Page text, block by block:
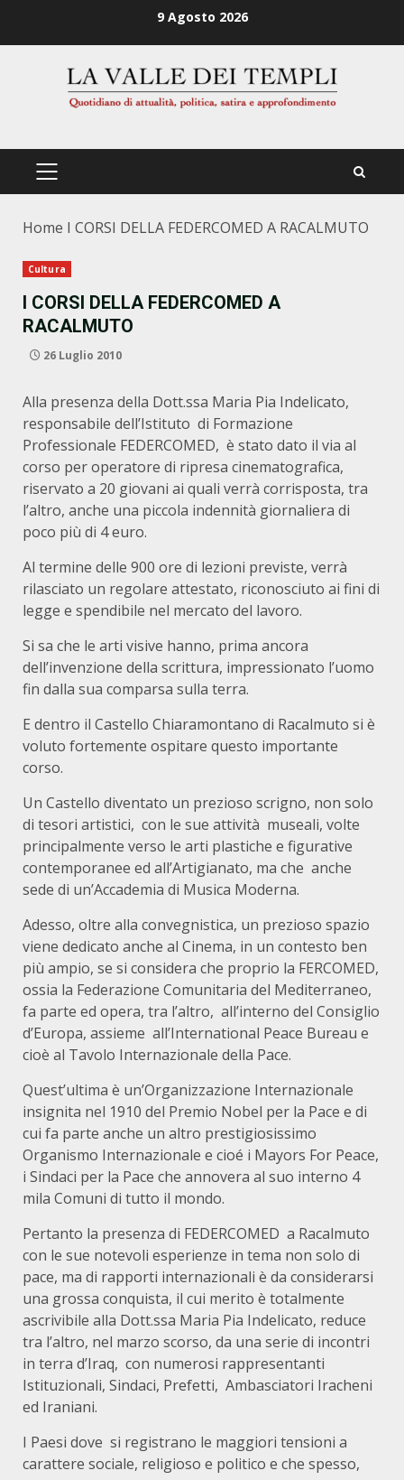
9 Agosto 2026
PRIMÄRES
Home I CORSI DELLA FEDERCOMED A RACALMUTO
Cultura
I CORSI DELLA FEDERCOMED A
RACALMUTO
26 Luglio 2010
Alla presenza della Dott.ssa Maria Pia Indelicato,
responsabile dell’Istituto di Formazione
Professionale FEDERCOMED, è stato dato il via al
corso per operatore di ripresa cinematografica,
riservato a 20 giovani ai quali verrà corrisposta, tra
l’altro, anche una piccola indennità giornaliera di
poco più di 4 euro.
Al termine delle 900 ore di lezioni previste, verrà
rilasciato un regolare attestato, riconosciuto ai fini di
legge e spendibile nel mercato del lavoro.
Si sa che le arti visive hanno, prima ancora
dell’invenzione della scrittura, impressionato l’uomo
fin dalla sua comparsa sulla terra.
E dentro il Castello Chiaramontano di Racalmuto si è
voluto fortemente ospitare questo importante
corso.
Un Castello diventato un prezioso scrigno, non solo
di tesori artistici, con le sue attività museali, volte
principalmente verso le arti plastiche e figurative
contemporanee ed all’Artigianato, ma che anche
sede di un’Accademia di Musica Moderna.
Adesso, oltre alla convegnistica, un prezioso spazio
viene dedicato anche al Cinema, in un contesto ben
più ampio, se si considera che proprio la FERCOMED,
ossia la Federazione Comunitaria del Mediterraneo,
fa parte ed opera, tra l’altro, all’interno del Consiglio
d’Europa, assieme all’International Peace Bureau e
cioè al Tavolo Internazionale della Pace.
Quest’ultima è un’Organizzazione Internazionale
insignita nel 1910 del Premio Nobel per la Pace e di
cui fa parte anche un altro prestigiosissimo
Organismo Internazionale e cioé i Mayors For Peace,
i Sindaci per la Pace che annovera al suo interno 4
mila Comuni di tutto il mondo.
Pertanto la presenza di FEDERCOMED a Racalmuto
con le sue notevoli esperienze in tema non solo di
pace, ma di rapporti internazionali è da considerarsi
una grossa conquista, il cui merito è totalmente
ascrivibile alla Dott.ssa Maria Pia Indelicato, reduce
tra l’altro, nel marzo scorso, da una serie di incontri
in terra d’Iraq, con numerosi rappresentanti
Istituzionali, Sindaci, Prefetti, Ambasciatori Iracheni
ed Iraniani.
I Paesi dove si registrano le maggiori tensioni a
carattere sociale, religioso e politico e che spesso,